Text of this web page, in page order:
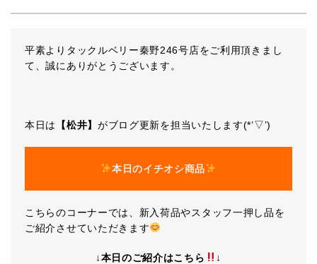
平素よりタックルベリー秦野246号店をご利用頂きまし
て、誠にありがとうございます。
本日は 【松井】 がブログ更新を担当いたします(*’▽’)
本日のイチオシ商品
こちらのコーナーでは、新入荷品やスタッフ一押し品を
ご紹介させていただきます
↓本日のご紹介はこちら ↓